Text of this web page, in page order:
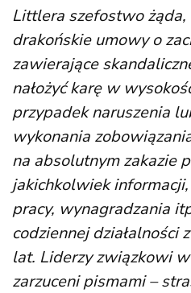
Littlera szefostwo żąda,
drakońskie umowy o
zawierające
nałożyć karę w
przypadek naruszenia
wykonania
na absolutnym zakazie
jakichkolwiek
pracy, wynagradzania
codziennej działalności
lat. Liderzy związkowi
zarzuceni pismami –